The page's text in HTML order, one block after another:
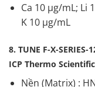
Ca 10 µg/mL; Li
K 10 µg/mL
8. TUNE F-X-
ICP Thermo
Nền (Matrix) :